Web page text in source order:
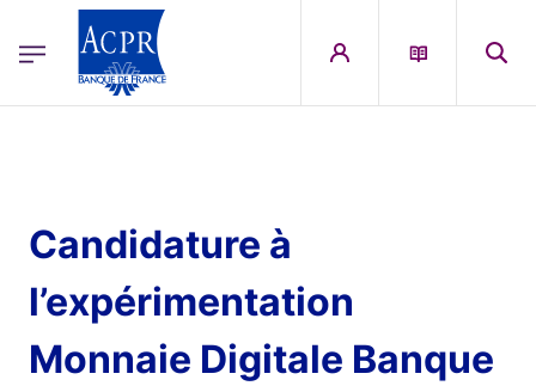
ACPR Menu Principal (French)
Candidature à
l’expérimentation
Monnaie Digitale Banque